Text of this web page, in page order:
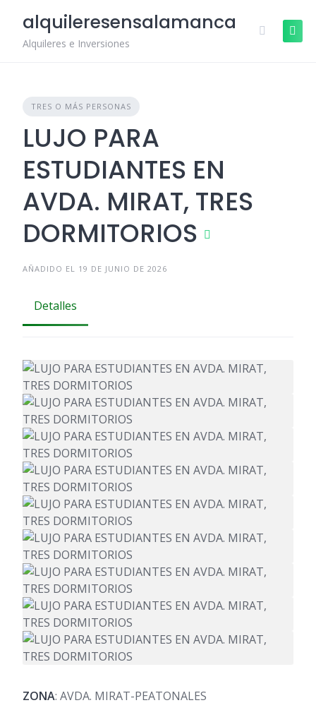
content
alquileresensalamanca
Alquileres e Inversiones
TRES O MÁS PERSONAS
LUJO PARA
ESTUDIANTES EN
AVDA. MIRAT, TRES
DORMITORIOS
AÑADIDO EL 19 DE JUNIO DE 2026
Detalles
ZONA: AVDA. MIRAT-PEATONALES